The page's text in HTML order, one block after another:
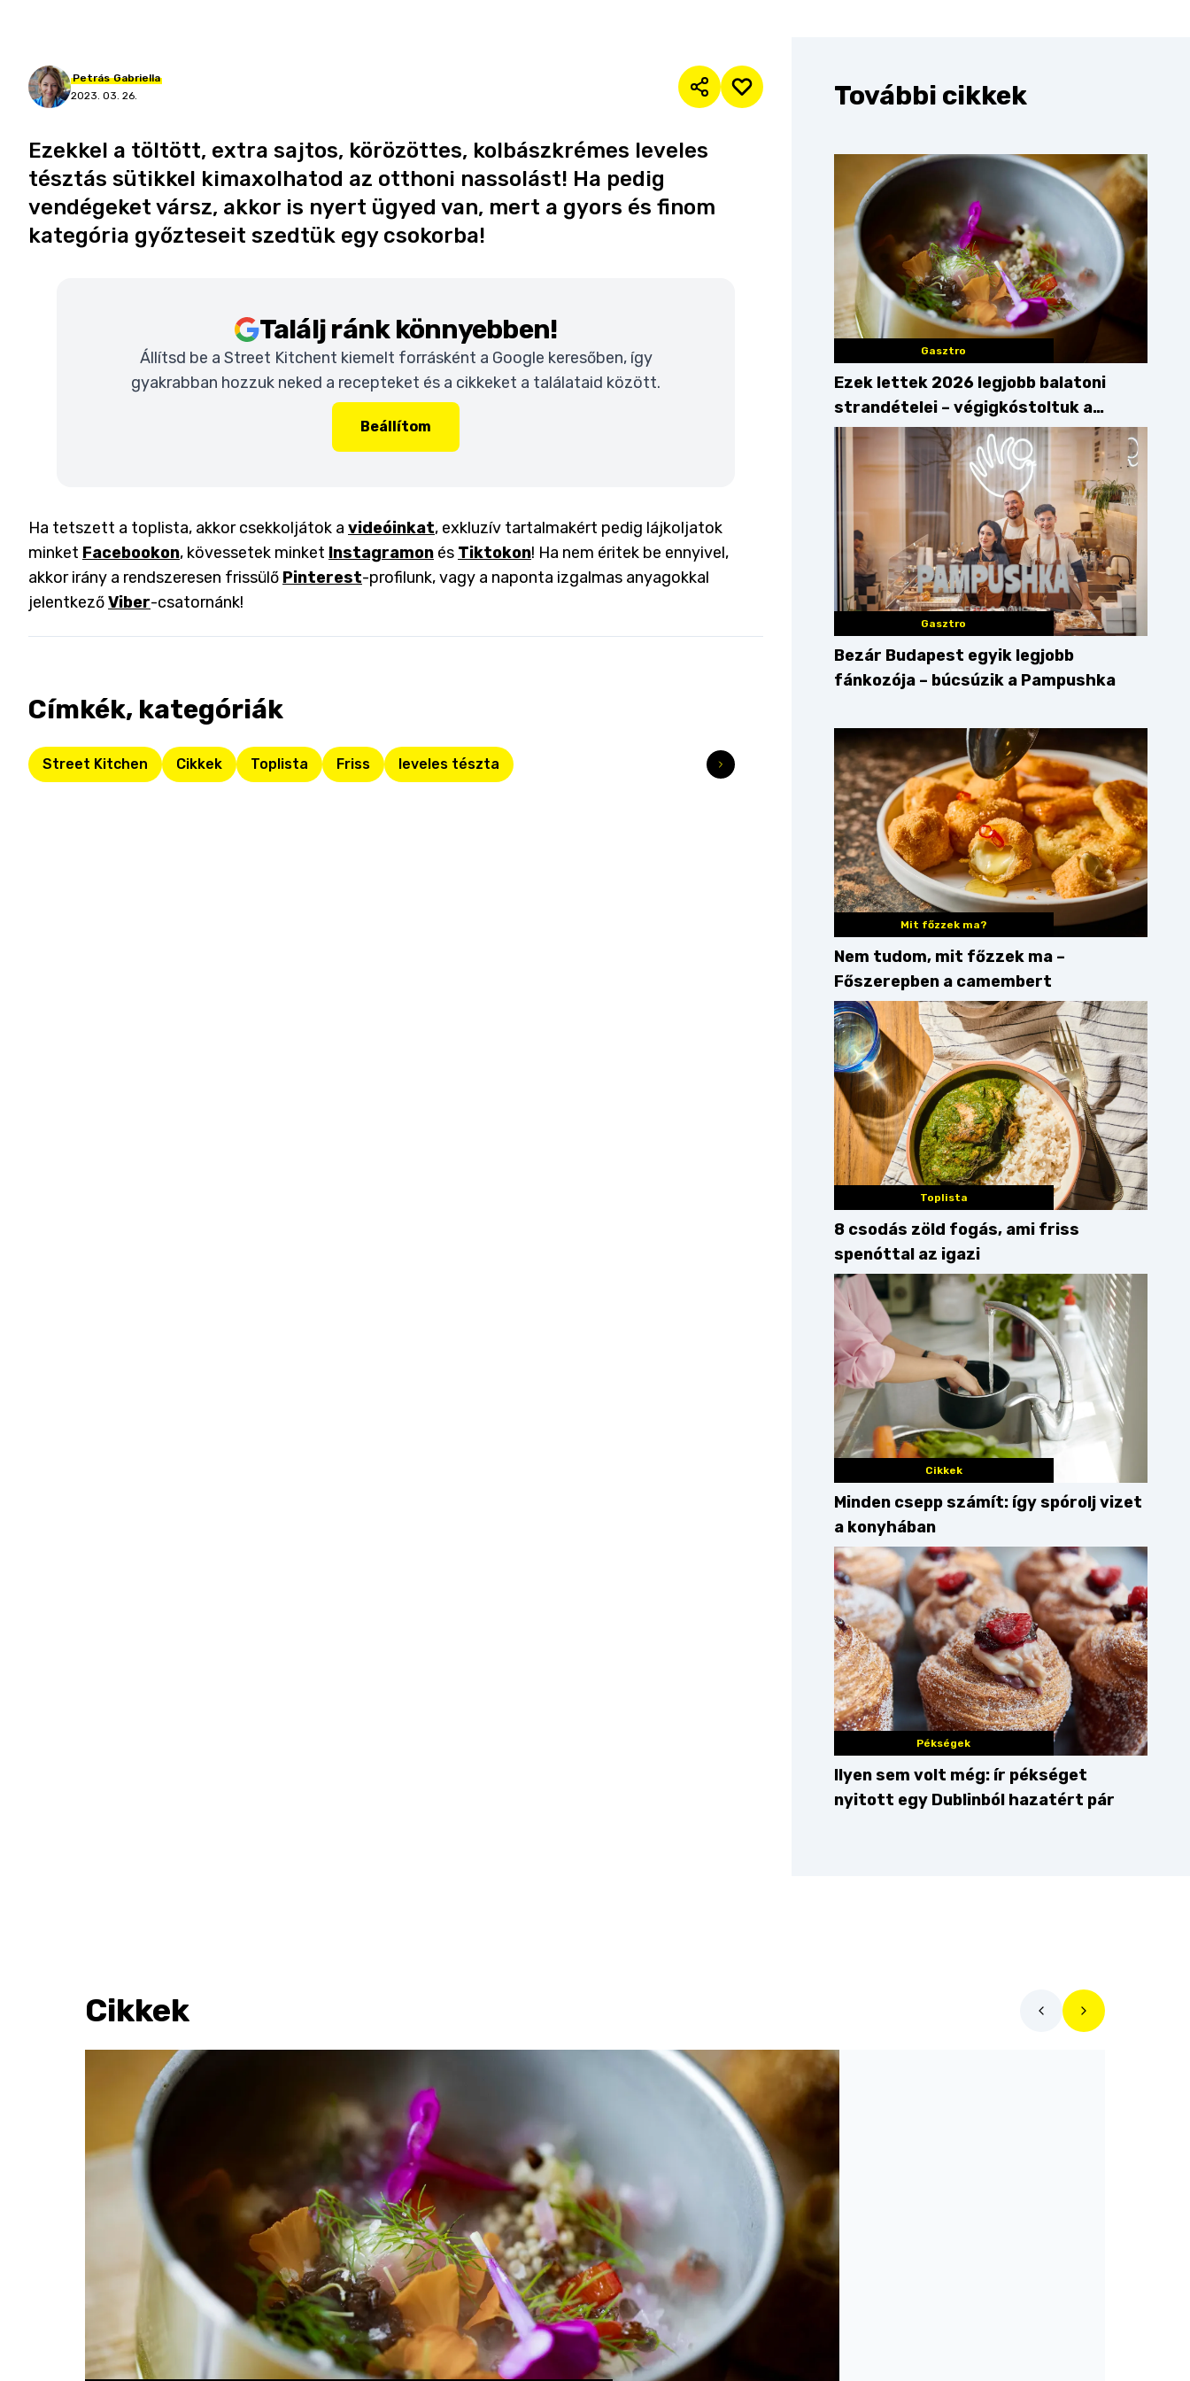
Petrás Gabriella
2023. 03. 26.
Ezekkel a töltött, extra sajtos, körözöttes, kolbászkrémes leveles
tésztás sütikkel kimaxolhatod az otthoni nassolást! Ha pedig
vendégeket vársz, akkor is nyert ügyed van, mert a gyors és finom
kategória győzteseit szedtük egy csokorba!
Találj ránk könnyebben!
Állítsd be a Street Kitchent kiemelt forrásként a Google keresőben, így
gyakrabban hozzuk neked a recepteket és a cikkeket a találataid között.
Beállítom
Ha tetszett a toplista, akkor csekkoljátok a videóinkat, exkluzív tartalmakért pedig lájkoljatok
minket Facebookon, kövessetek minket Instagramon és Tiktokon! Ha nem éritek be ennyivel,
akkor irány a rendszeresen frissülő Pinterest-profilunk, vagy a naponta izgalmas anyagokkal
jelentkezőViber-csatornánk!
Címkék, kategóriák
Street Kitchen Cikkek Toplista Friss leveles tészta
További cikkek
Gasztro
Ezek lettek 2026 legjobb balatoni
strandételei – végigkóstoltuk a
győzteseket
Gasztro
Bezár Budapest egyik legjobb
fánkozója – búcsúzik a Pampushka
Mit főzzek ma?
Nem tudom, mit főzzek ma –
Főszerepben a camembert
Toplista
8 csodás zöld fogás, ami friss
spenóttal az igazi
Cikkek
Minden csepp számít: így spórolj vizet
a konyhában
Pékségek
Ilyen sem volt még: ír pékséget
nyitott egy Dublinból hazatért pár
Cikkek